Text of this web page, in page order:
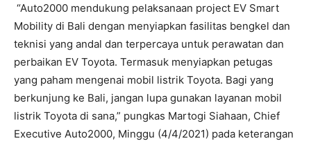
“Auto2000 mendukung pelaksanaan project EV Smart
Mobility di Bali dengan menyiapkan fasilitas bengkel dan
teknisi yang andal dan terpercaya untuk perawatan dan
perbaikan EV Toyota. Termasuk menyiapkan petugas
yang paham mengenai mobil listrik Toyota. Bagi yang
berkunjung ke Bali, jangan lupa gunakan layanan mobil
listrik Toyota di sana,” pungkas Martogi Siahaan, Chief
Executive Auto2000, Minggu (4/4/2021) pada keterangan